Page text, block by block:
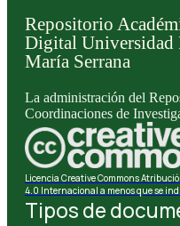
Repositorio
Digital Universidad
María Serrana
La administración del
Coordinaciones de
Licencia Creative Commons
4.0 Internacional a menos que se
Tipos de